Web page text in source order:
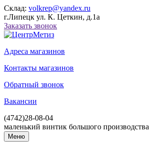
Склад: volkrep@yandex.ru
г.Липецк ул. К. Цеткин, д.1а
Заказать звонок
Адреса магазинов
Контакты магазинов
Обратный звонок
Вакансии
(4742)28-08-04
маленький винтик большого производства
Меню